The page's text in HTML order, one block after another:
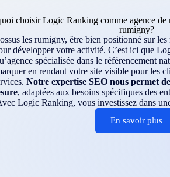
choisir Logic Ranking comme agence de
rumigny?
les rumigny, être bien positionné sur
développer votre activité. C’est ici que
spécialisée dans le référencement
en rendant votre site visible pour les
Notre expertise SEO nous permet
, adaptées aux besoins spécifiques des
Logic Ranking, vous investissez dans
En savoir plus